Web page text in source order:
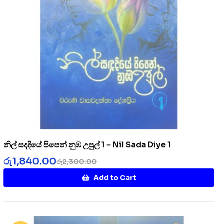
නිල් සදදියේ පිපෙන් නුඹ උපුල් 1 – Nil Sada Diye 1
රු2,300.00
රු1,840.00
Add to Cart